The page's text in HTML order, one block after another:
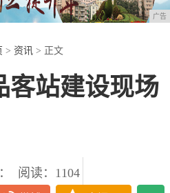
广告
> 资讯 > 正文
客站建设现场
阅读：1104